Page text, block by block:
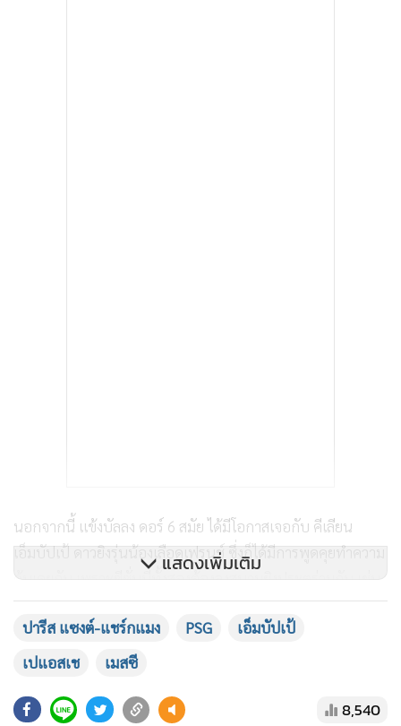
นอกจากนี้ แข้งบัลลง ดอร์ 6 สมัย ได้มีโอกาสเจอกับ คีเลียน
เอ็มบัปเป้ ดาวยิงรุ่นน้องเลือดเฟรนช์ ซึ่งก็ได้มีการพูดคุยทำความ
คุ้นเคยกัน เพราะซีซั่นนี้ทั้งสองต้องลงสนามยิงประตูร่วมกัน เช่น
เดียวกับ เนย์มาร์ ที่จะมาประสานพลังซัลโว
สำหรับ เมสซี มีโอกาสลงสนามนัดแรกให้ ปารีส แซงต์-แชร์กแมง
เจอกับ สตาร์สบูร์ก วันที่ 14 สิงหาคม นี้
แสดงเพิ่มเติม
ปารีส แซงต์-แชร์กแมง PSG
เอ็มบัปเป้
เปแอสเช
เมสซี
8,540